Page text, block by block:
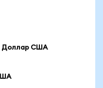
Доллар США